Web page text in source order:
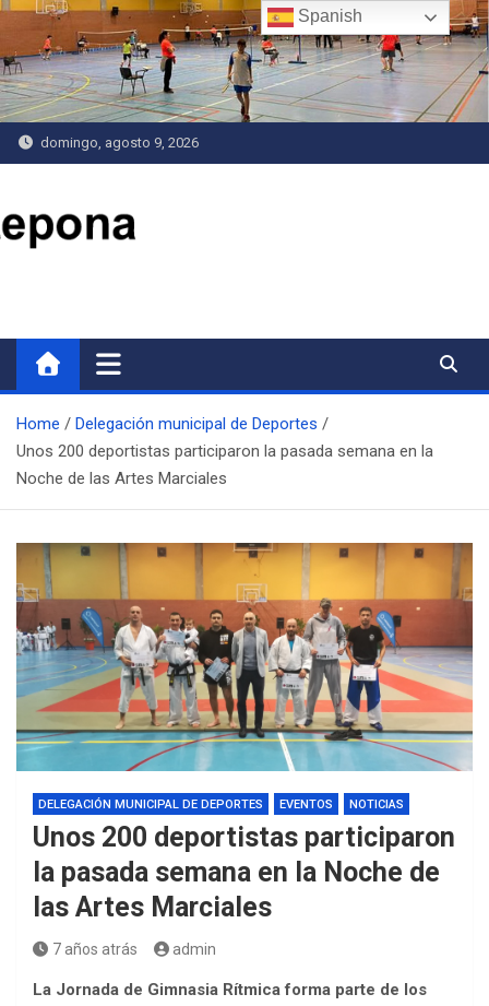
Saltar
contenido
domingo, agosto 9, 2026
Home
Delegación municipal de Deportes
Unos 200 deportistas participaron la pasada semana en la
Noche de las Artes Marciales
DELEGACIÓN MUNICIPAL DE DEPORTES EVENTOS NOTICIAS
Unos 200 deportistas participaron
la pasada semana en la Noche de
las Artes Marciales
7 años atrás admin
La Jornada de Gimnasia Rítmica forma parte de los
Spanish